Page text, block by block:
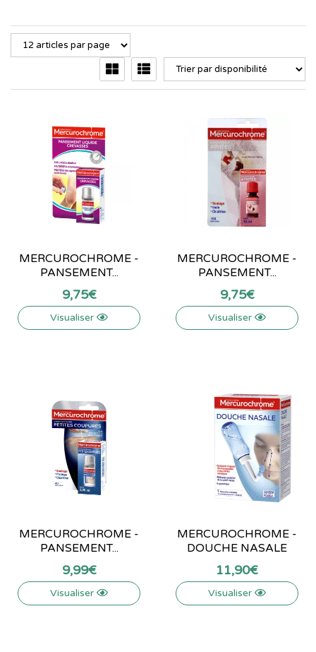
MERCUROCHROME -
PANSEMENT...
9,75€
Visualiser
MERCUROCHROME -
PANSEMENT...
9,75€
Visualiser
MERCUROCHROME -
PANSEMENT...
9,99€
Visualiser
MERCUROCHROME -
DOUCHE NASALE
11,90€
Visualiser